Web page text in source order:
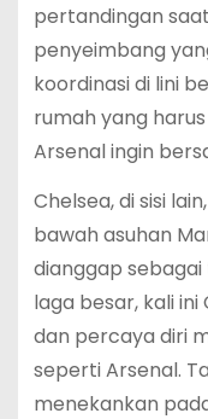
pertandingan
penyeimbang
koordinasi di lini
rumah yang
Arsenal ingin
Chelsea, di sisi
bawah asuhan
dianggap
laga besar, kali
dan percaya diri
seperti Arsenal.
menekankan